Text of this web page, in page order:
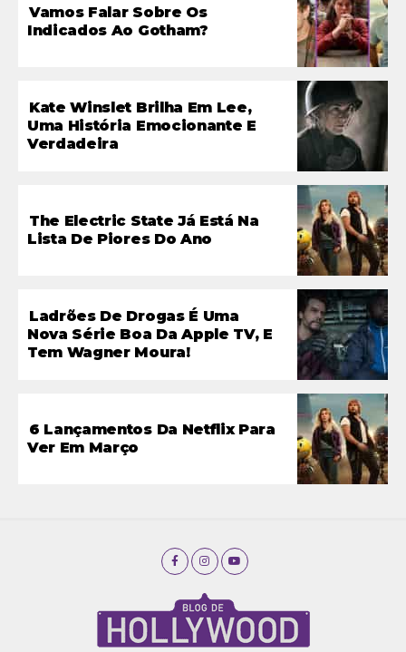
Vamos Falar Sobre Os
Indicados Ao Gotham?
Kate Winslet Brilha Em Lee,
Uma História Emocionante E
Verdadeira
The Electric State Já Está Na
Lista De Piores Do Ano
Ladrões De Drogas É Uma
Nova Série Boa Da Apple TV, E
Tem Wagner Moura!
6 Lançamentos Da Netflix Para
Ver Em Março